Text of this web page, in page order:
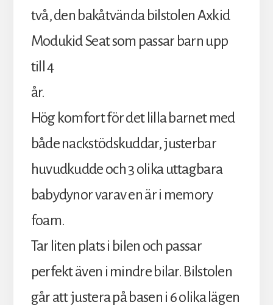
två, den bakåtvända bilstolen Axkid
Modukid Seat som passar barn upp
till 4
år.
Hög komfort för det lilla barnet med
både nackstödskuddar, justerbar
huvudkudde och 3 olika uttagbara
babydynor varav en är i memory
foam.
Tar liten plats i bilen och passar
perfekt även i mindre bilar. Bilstolen
går att justera på basen i 6 olika lägen